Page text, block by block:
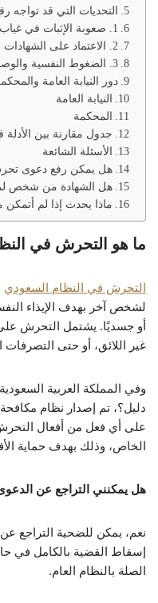
التحديات التي قد
1. صعوبة الإثبات في غياب الأدلة المادية
2. الاعتماد على الشهادات
3. الضغوط النفسية والوصمة الاجتماعية
دور النيابة العامة
النيابة العامة
المحكمة
جدول مقارنة بين
الأسئلة الشائعة
هل يمكن رفع دعوى
هل الشهادة من شخص لم
ماذا يحدث إذا لم
ما هو التحرش في
التحرش في النظام السعودي
لشخص آخر بهدف الإيذاء
أو جسديًا. يشتمل التحرش
غير اللائق، أو حتى التصرفات
وفي المملكة العربية
على أي فعل من أفعال
الخاص، وذلك بهدف حماية
هل يمكنني التراجع عن
نعم، يمكن للضحية التراجع
إسقاط القضية بالكامل في
الصلة بالنظام العام.